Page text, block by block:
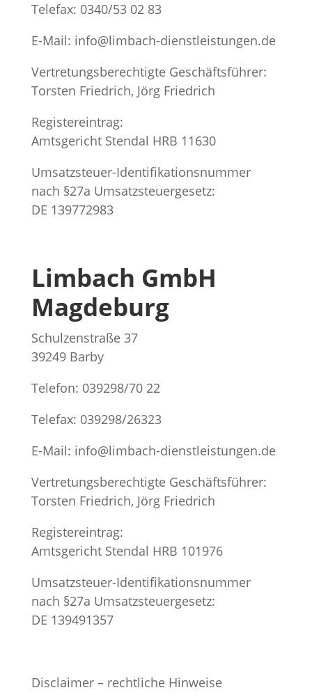
Telefax: 0340/53 02 83
E-Mail: info@limbach-dienstleistungen.de
Vertretungsberechtigte Geschäftsführer:
Torsten Friedrich, Jörg Friedrich
Registereintrag:
Amtsgericht Stendal HRB 11630
Umsatzsteuer-Identifikationsnummer
nach §27a Umsatzsteuergesetz:
DE 139772983
Limbach GmbH
Magdeburg
Schulzenstraße 37
39249 Barby
Telefon: 039298/70 22
Telefax: 039298/26323
E-Mail: info@limbach-dienstleistungen.de
Vertretungsberechtigte Geschäftsführer:
Torsten Friedrich, Jörg Friedrich
Registereintrag:
Amtsgericht Stendal HRB 101976
Umsatzsteuer-Identifikationsnummer
nach §27a Umsatzsteuergesetz:
DE 139491357
Disclaimer – rechtliche Hinweise